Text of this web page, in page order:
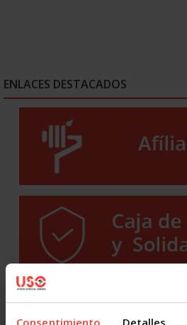
Consentimiento Detalles
ENLACES DESTACADOS